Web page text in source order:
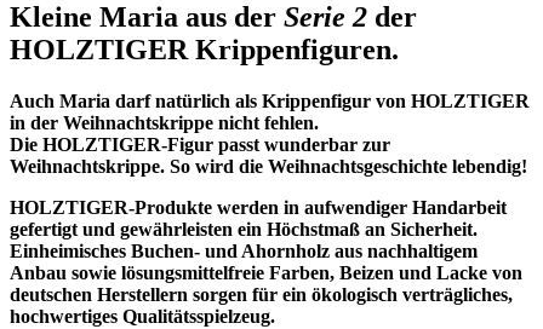
Kleine Maria aus der Serie 2 der
HOLZTIGER Krippenfiguren.
Auch Maria darf natürlich als Krippenfigur von HOLZTIGER
in der Weihnachtskrippe nicht fehlen.
Die HOLZTIGER-Figur passt wunderbar zur
Weihnachtskrippe. So wird die Weihnachtsgeschichte lebendig!
HOLZTIGER-Produkte werden in aufwendiger Handarbeit
gefertigt und gewährleisten ein Höchstmaß an Sicherheit.
Einheimisches Buchen- und Ahornholz aus nachhaltigem
Anbau sowie lösungsmittelfreie Farben, Beizen und Lacke von
deutschen Herstellern sorgen für ein ökologisch verträgliches,
hochwertiges Qualitätsspielzeug.